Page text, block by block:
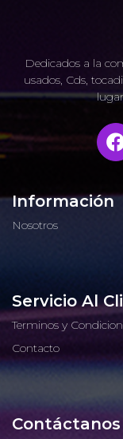
Dedicados a la
usados, Cds,
Información
Nosotros
Servicio Al
Terminos y
Contacto
Contáctanos